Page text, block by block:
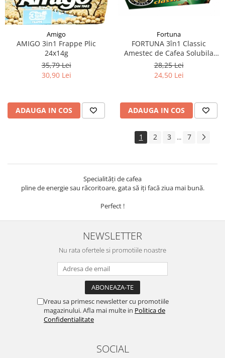
Amigo
AMIGO 3in1 Frappe Plic
24x14g
35,79 Lei
30,90 Lei
ADAUGA IN COS
Fortuna
FORTUNA 3în1 Classic
Amestec de Cafea Solubila
Plic 24x15g
28,25 Lei
24,50 Lei
ADAUGA IN COS
1 2 3 ... 7
Specialități de cafea
pline de energie sau răcoritoare, gata să iți facă ziua mai bună.
Perfect !
NEWSLETTER
Nu rata ofertele si promotiile noastre
Vreau sa primesc newsletter cu promotiile
magazinului. Afla mai multe in Politica de
Confidentialitate
SOCIAL